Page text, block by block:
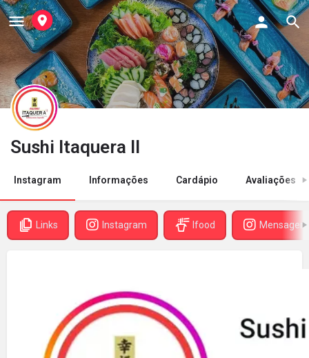
Sushi Itaquera II
Instagram Informações Cardápio Avaliações
Links Instagram Ifood Mensagem